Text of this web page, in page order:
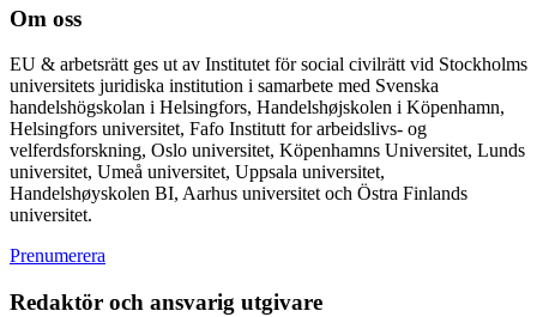
Om oss
EU & arbetsrätt ges ut av Institutet för social civilrätt vid Stockholms
universitets juridiska institution i samarbete med Svenska
handelshögskolan i Helsingfors, Handelshøjskolen i Köpenhamn,
Helsingfors universitet, Fafo Institutt for arbeidslivs- og
velferdsforskning, Oslo universitet, Köpenhamns Universitet, Lunds
universitet, Umeå universitet, Uppsala universitet,
Handelshøyskolen BI, Aarhus universitet och Östra Finlands
universitet.
Prenumerera
Redaktör och ansvarig utgivare